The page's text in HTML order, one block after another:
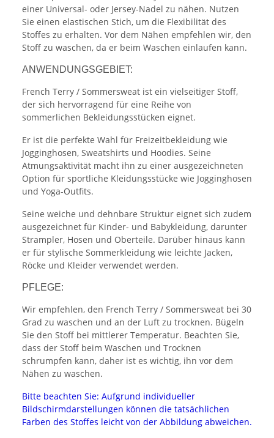
einer Universal- oder Jersey-Nadel zu nähen. Nutzen
Sie einen elastischen Stich, um die Flexibilität des
Stoffes zu erhalten. Vor dem Nähen empfehlen wir, den
Stoff zu waschen, da er beim Waschen einlaufen kann.
ANWENDUNGSGEBIET:
French Terry / Sommersweat ist ein vielseitiger Stoff,
der sich hervorragend für eine Reihe von
sommerlichen Bekleidungsstücken eignet.
Er ist die perfekte Wahl für Freizeitbekleidung wie
Jogginghosen, Sweatshirts und Hoodies. Seine
Atmungsaktivität macht ihn zu einer ausgezeichneten
Option für sportliche Kleidungsstücke wie Jogginghosen
und Yoga-Outfits.
Seine weiche und dehnbare Struktur eignet sich zudem
ausgezeichnet für Kinder- und Babykleidung, darunter
Strampler, Hosen und Oberteile. Darüber hinaus kann
er für stylische Sommerkleidung wie leichte Jacken,
Röcke und Kleider verwendet werden.
PFLEGE:
Wir empfehlen, den French Terry / Sommersweat bei 30
Grad zu waschen und an der Luft zu trocknen. Bügeln
Sie den Stoff bei mittlerer Temperatur. Beachten Sie,
dass der Stoff beim Waschen und Trocknen
schrumpfen kann, daher ist es wichtig, ihn vor dem
Nähen zu waschen.
Bitte beachten Sie: Aufgrund individueller
Bildschirmdarstellungen können die tatsächlichen
Farben des Stoffes leicht von der Abbildung abweichen.